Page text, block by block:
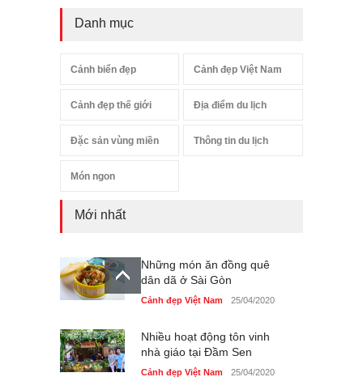
Danh mục
Cảnh biển đẹp Cảnh đẹp Việt Nam
Cảnh đẹp thế giới Địa điểm du lịch
Đặc sản vùng miền Thông tin du lịch
Món ngon
Mới nhất
Những món ăn đồng quê
dân dã ở Sài Gòn
Cảnh đẹp Việt Nam 25/04/2020
Nhiều hoạt động tôn vinh
nhà giáo tại Đầm Sen
Cảnh đẹp Việt Nam 25/04/2020